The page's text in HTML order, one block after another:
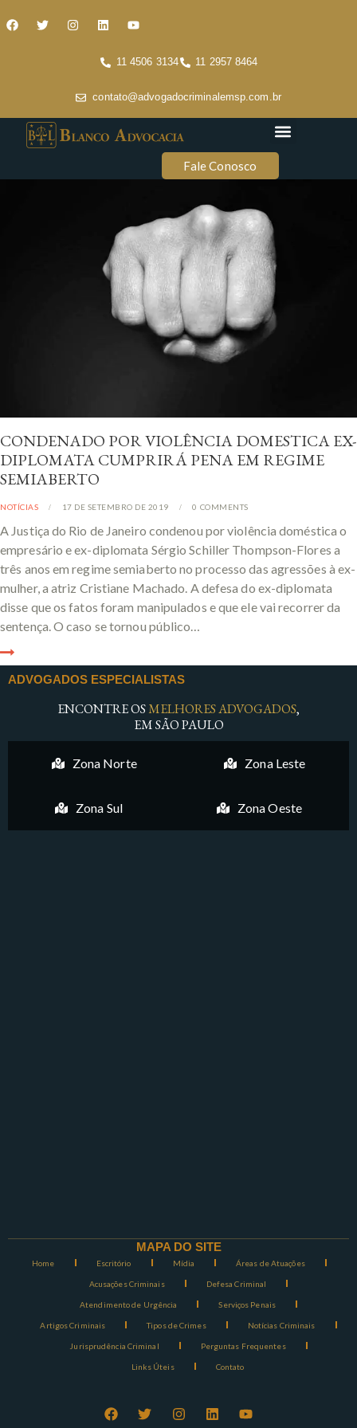
11 4506 3134 11 2957 8464
contato@advogadocriminalemsp.com.br
Fale Conosco
CONDENADO POR VIOLÊNCIA DOMESTICA EX-
DIPLOMATA CUMPRIRÁ PENA EM REGIME
SEMIABERTO
NOTÍCIAS 17 DE SETEMBRO DE 2019 0 COMMENTS
A Justiça do Rio de Janeiro condenou por violência doméstica o
empresário e ex-diplomata Sérgio Schiller Thompson-Flores a
três anos em regime semiaberto no processo das agressões à ex-
mulher, a atriz Cristiane Machado. A defesa do ex-diplomata
disse que os fatos foram manipulados e que ele vai recorrer da
sentença. O caso se tornou público…
ADVOGADOS ESPECIALISTAS
ENCONTRE OSMELHORES ADVOGADOS,
EM SÃO PAULO
Zona Norte Zona Leste
Zona Sul Zona Oeste
MAPA DO SITE
Home Escritório Mídia Áreas de Atuações
Acusações Criminais Defesa Criminal
Atendimento de Urgência Serviços Penais
Artigos Criminais Tipos de Crimes Notícias Criminais
Jurisprudência Criminal Perguntas Frequentes
Links Úteis Contato